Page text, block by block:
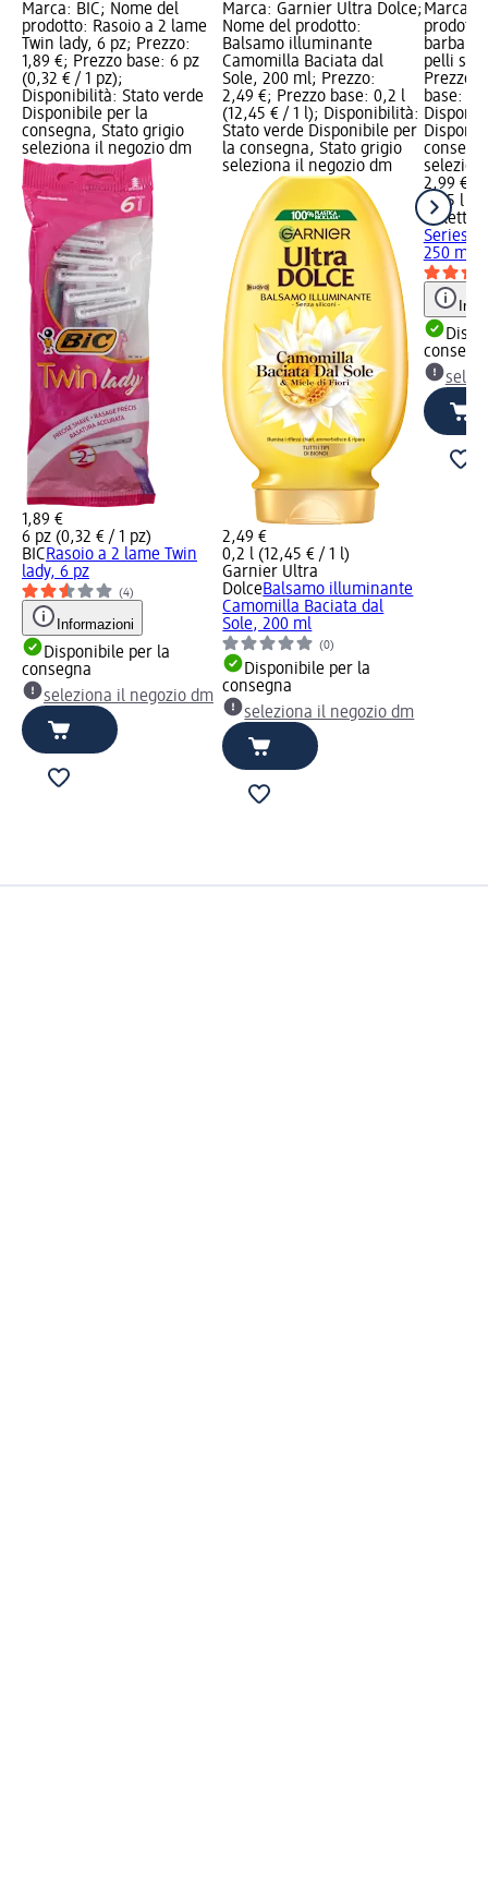
Marca: BIC; Nome del
prodotto: Rasoio a 2 lame
Twin lady, 6 pz; Prezzo:
1,89 €; Prezzo base: 6 pz
(0,32 € / 1 pz);
Disponibilità: Stato verde
Disponibile per la
consegna, Stato grigio
seleziona il negozio dm
1,89 €
6 pz (0,32 € / 1 pz)
BICRasoio a 2 lame Twin
lady, 6 pz
(4)
Informazioni
Disponibile per la
consegna
seleziona il negozio dm
Marca: Garnier Ultra Dolce;
Nome del prodotto:
Balsamo illuminante
Camomilla Baciata dal
Sole, 200 ml; Prezzo:
2,49 €; Prezzo base: 0,2 l
(12,45 € / 1 l); Disponibilità:
Stato verde Disponibile per
la consegna, Stato grigio
seleziona il negozio dm
2,49 €
0,2 l (12,45 € / 1 l)
Garnier Ultra
DolceBalsamo illuminante
Camomilla Baciata dal
Sole, 200 ml
(0)
Disponibile per la
consegna
seleziona il negozio dm
Marca:
barba
pelli
Prezzo:
base:
2,99 €
0,25 l
Gillette
Series
250 ml